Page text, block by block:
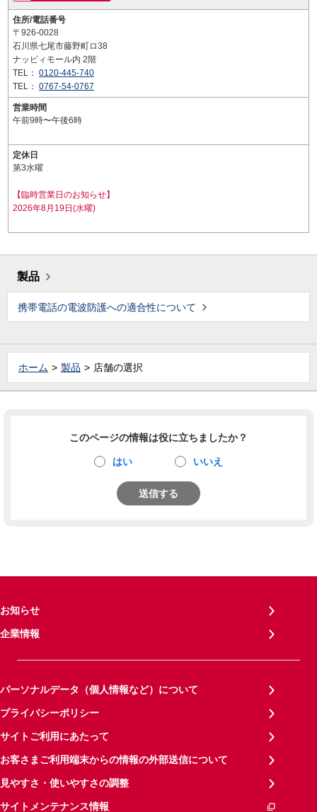
住所/電話番号
〒926-0028
石川県七尾市藤野町ロ38
ナッピィモール内 2階
TEL： 0120-445-740
TEL： 0767-54-0767
営業時間
午前9時〜午後6時
定休日
第3水曜
【臨時営業日のお知らせ】
2026年8月19日(水曜)
製品
携帯電話の電波防護への適合性について
ホーム 製品 店舗の選択
このページの情報は役に立ちましたか？
はい いいえ
送信する
お知らせ
企業情報
パーソナルデータ（個人情報など）について
プライバシーポリシー
サイトご利用にあたって
お客さまご利用端末からの情報の外部送信について
見やすさ・使いやすさの調整
サイトメンテナンス情報